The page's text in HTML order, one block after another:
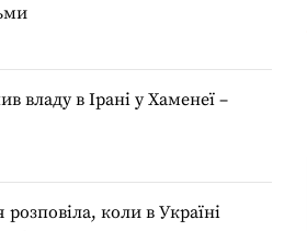
владу в Ірані у Хаменеї –
коли в Україні